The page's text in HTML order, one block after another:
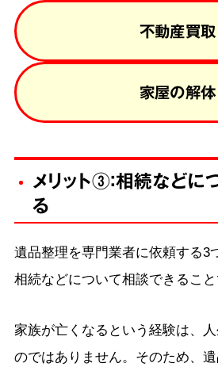
不動産買取
家屋の解体
メリット③：相続など
る
遺品整理を専門業者に依頼する3
相続などについて相談できること
家族が亡くなるという経験は、
のではありません。そのため、